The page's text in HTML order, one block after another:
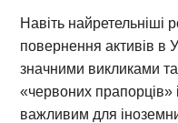
Навіть найретельніші
повернення активів в
значними викликами
«червоних прапорців»
важливим для